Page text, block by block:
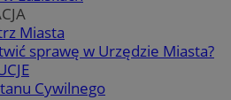
Miasta
sprawę w Urzędzie Miasta?
Cywilnego